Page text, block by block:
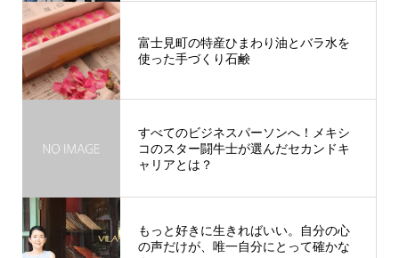
富士見町の特産ひまわり油とバラ水を
使った手づくり石鹸
すべてのビジネスパーソンへ！メキシ
コのスター闘牛士が選んだセカンドキ
ャリアとは？
もっと好きに生きればいい。自分の心
の声だけが、唯一自分にとって確かな